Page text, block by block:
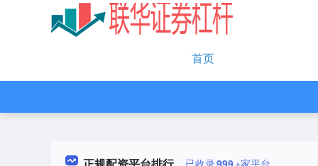
首页
已收录999+家平台